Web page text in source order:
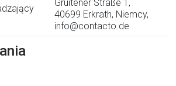
Gruitener Straße 1,
40699 Erkrath, Niemcy,
info@contacto.de